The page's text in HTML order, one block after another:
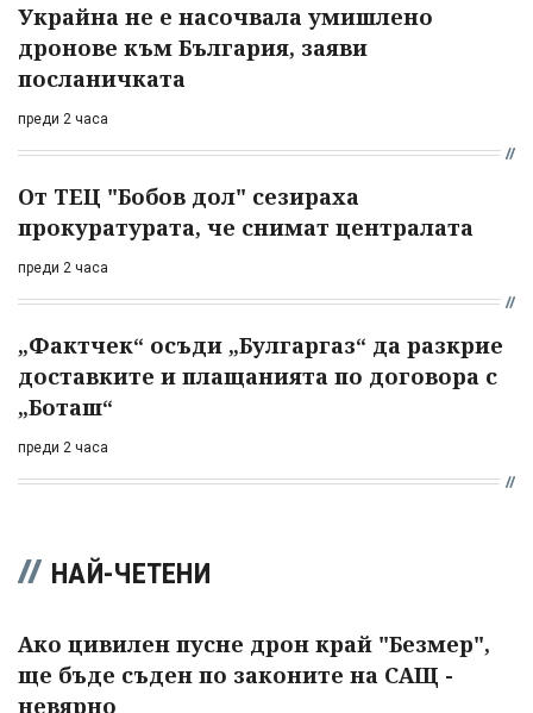
Украйна не е насочвала умишлено
дронове към България, заяви
посланичката
преди 2 часа
От ТЕЦ "Бобов дол" сезираха
прокуратурата, че снимат централата
преди 2 часа
„Фактчек“ осъди „Булгаргаз“ да разкрие
доставките и плащанията по договора с
„Боташ“
преди 2 часа
НАЙ-ЧЕТЕНИ
Ако цивилен пусне дрон край "Безмер",
ще бъде съден по законите на САЩ -
невярно